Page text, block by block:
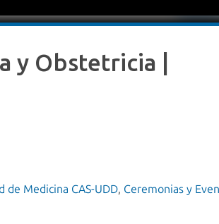
y Obstetricia |
de Medicina CAS-UDD, Ceremonias y